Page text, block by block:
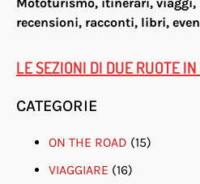
recensioni, racconti, libri,
LE SEZIONI DI DUE RUOTE
CATEGORIE
ON THE ROAD (15)
VIAGGIARE (16)